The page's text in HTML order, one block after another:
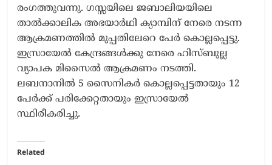
രംഗത്തുവന്നു. ഗസ്സയിലെ ജബാലിയയിലെ
താൽക്കാലിക അഭയാർഥി ക്യാമ്പിന് നേരെ നടന്ന
ആക്രമണത്തിൽ മുപ്പതിലേറെ പേർ കൊല്ലപ്പെട്ടു.
ഇസ്രായേൽ കേന്ദ്രങ്ങൾക്കു നേരെ ഹിസ്​ബുല്ല
വ്യാപക മിസൈൽ ആക്രമണം നടത്തി.
ലബനാനിൽ 5 സൈനികർ കൊല്ലപ്പെട്ടതായും 12
പേർക്ക്​ പരിക്കേറ്റതായും ഇസ്രായേൽ
സ്ഥിരീകരിച്ചു.
Related